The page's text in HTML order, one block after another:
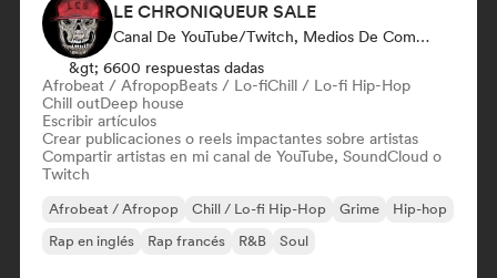
LE CHRONIQUEUR SALE
Canal De YouTube/Twitch, Medios De Comunicación/Periodista, Social Media Influencer
&gt; 6600 respuestas dadas
Afrobeat / AfropopBeats / Lo-fiChill / Lo-fi Hip-Hop
Chill outDeep house
Escribir artículos
Crear publicaciones o reels impactantes sobre artistas
Compartir artistas en mi canal de YouTube, SoundCloud o
Twitch
Afrobeat / Afropop Chill / Lo-fi Hip-Hop Grime
Hip-hop
Rap en inglés
Rap francés R&B Soul